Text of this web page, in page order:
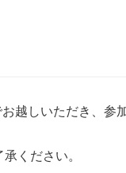
越しいただき、参
ください。